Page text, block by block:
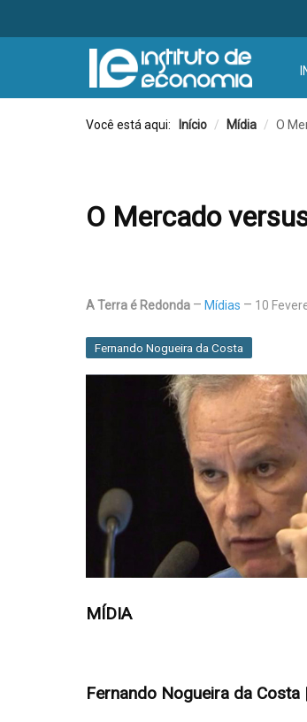
Você está aqui: Início / Mídia / O
O Mercado
A Terra é Redonda Mídias 10
Fernando Nogueira da Costa
MÍDIA
Fernando Nogueira da Costa